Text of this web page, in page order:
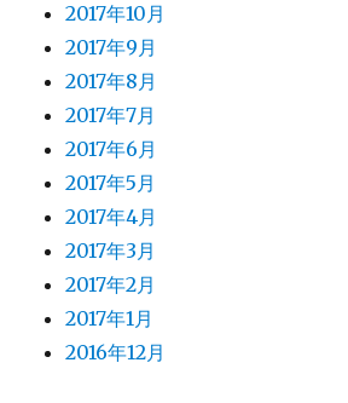
2017年10月
2017年9月
2017年8月
2017年7月
2017年6月
2017年5月
2017年4月
2017年3月
2017年2月
2017年1月
2016年12月